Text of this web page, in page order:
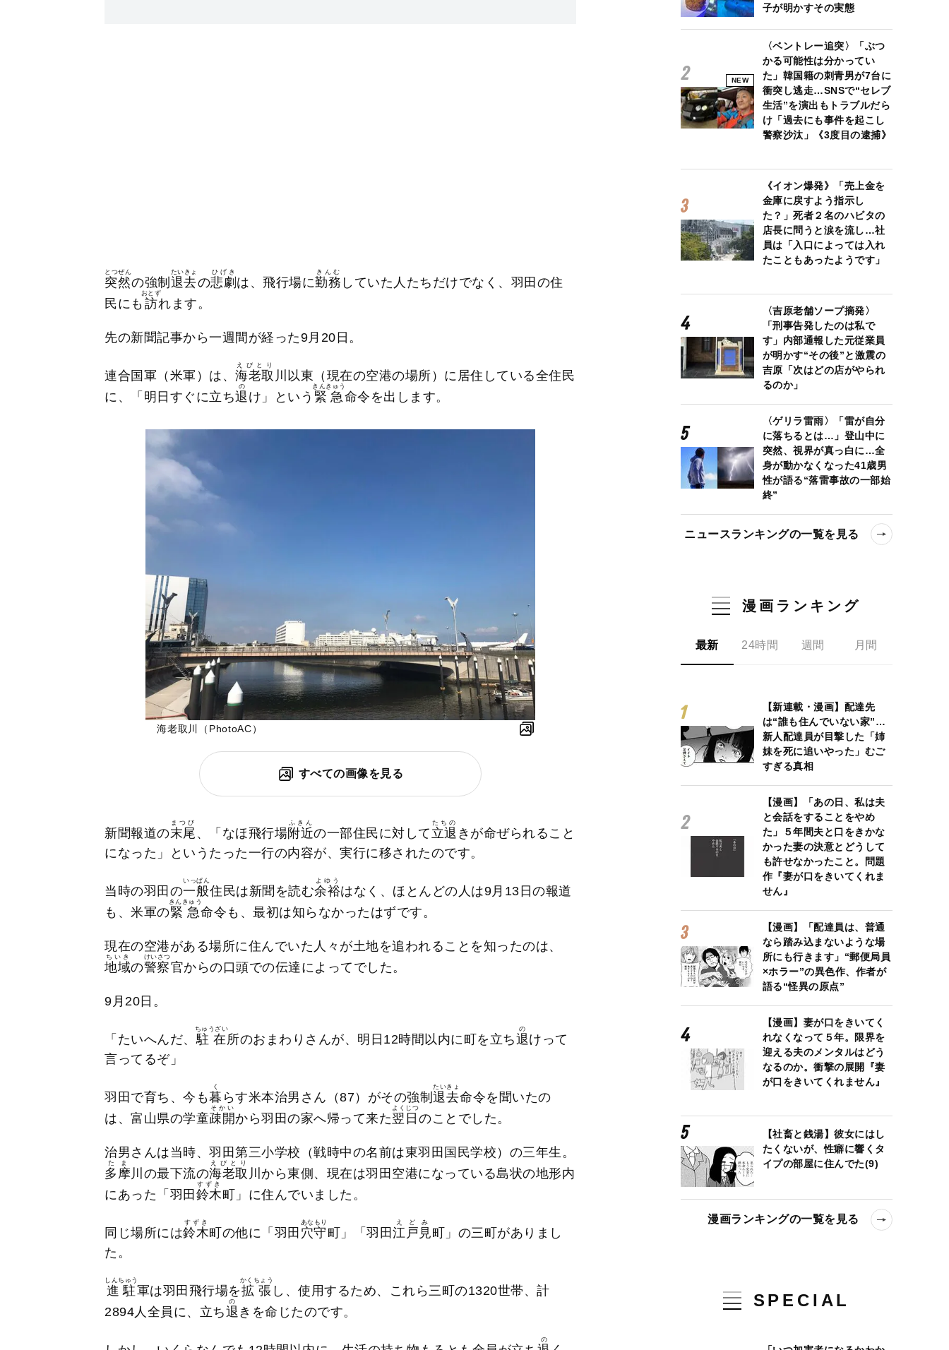
突然
とつぜん
の強制 退去
たいきょ
の悲劇
ひげき
は、飛行場に勤務
きんむ
していた人たちだけでなく、羽田の住
民にも 訪
おとず
れます。
先の新聞記事から一週間が経った9月20日。
連合国軍（米軍）は、 海老取
えびとり
川以東（現在の空港の場所）に居住している全住民
に、「明日すぐに立ち退
の
け」という 緊急
きんきゅう
命令を出します。
海老取川（PhotoAC）
すべての画像を見る
新聞報道の末尾
まつび
、「なほ飛行場附近
ふきん
の一部住民に対して 立退
たちの
きが命ぜられること
になった」というたった一行の内容が、実行に移されたのです。
当時の羽田の一般
いっぱん
住民は新聞を読む余裕
よゆう
はなく、ほとんどの人は9月13日の報道
も、米軍の緊急
きんきゅう
命令も、最初は知らなかったはずです。
現在の空港がある場所に住んでいた人々が土地を追われることを知ったのは、
地域
ちいき
の警察
けいさつ
官からの口頭での伝達によってでした。
9月20日。
「たいへんだ、駐在
ちゅうざい
所のおまわりさんが、明日12時間以内に町を立ち退
の
けって
言ってるぞ」
羽田で育ち、今も暮
く
らす米本治男さん（87）がその強制 退去
たいきょ
命令を聞いたの
は、富山県の学童疎開
そかい
から羽田の家へ帰って来た翌日
よくじつ
のことでした。
治男さんは当時、羽田第三小学校（戦時中の名前は東羽田国民学校）の三年生。
多摩
たま
川の最下流の海老取
えびとり
川から東側、現在は羽田空港になっている島状の地形内
にあった「羽田 鈴木
すずき
町」に住んでいました。
同じ場所には鈴木
すずき
町の他に「羽田 穴守
あなもり
町」「羽田 江戸見
えどみ
町」の三町がありまし
た。
進駐
しんちゅう
軍は羽田飛行場を拡張
かくちょう
し、使用するため、これら三町の1320世帯、計
2894人全員に、立ち退
の
きを命じたのです。
の
子が明かすその実態
NEW
〈ベントレー追突〉「ぶつ
かる可能性は分かってい
た」韓国籍の刺青男が7台に
衝突し逃走…SNSで“セレブ
生活”を演出もトラブルだら
け「過去にも事件を起こし
警察沙汰」《3度目の逮捕》
《イオン爆発》「売上金を
金庫に戻すよう指示し
た？」死者２名のハビタの
店長に問うと涙を流し…社
員は「入口によっては入れ
たこともあったようです」
〈吉原老舗ソープ摘発〉
「刑事告発したのは私で
す」内部通報した元従業員
が明かす“その後”と激震の
吉原「次はどの店がやられ
るのか」
〈ゲリラ雷雨〉「雷が自分
に落ちるとは…」登山中に
突然、視界が真っ白に…全
身が動かなくなった41歳男
性が語る“落雷事故の一部始
終”
ニュースランキングの一覧を見る
漫画ランキング
最新 24時間 週間 月間
【新連載・漫画】配達先
は“誰も住んでいない家”…
新人配達員が目撃した「姉
妹を死に追いやった」むご
すぎる真相
【漫画】「あの日、私は夫
と会話をすることをやめ
た」５年間夫と口をきかな
かった妻の決意とどうして
も許せなかったこと。問題
作『妻が口をきいてくれま
せん』
【漫画】「配達員は、普通
なら踏み込まないような場
所にも行きます」“郵便局員
×ホラー”の異色作、作者が
語る“怪異の原点”
【漫画】妻が口をきいてく
れなくなって５年。限界を
迎える夫のメンタルはどう
なるのか。衝撃の展開『妻
が口をきいてくれません』
【社畜と銭湯】彼女にはし
たくないが、性癖に響くタ
イプの部屋に住んでた(9)
漫画ランキングの一覧を見る
SPECIAL